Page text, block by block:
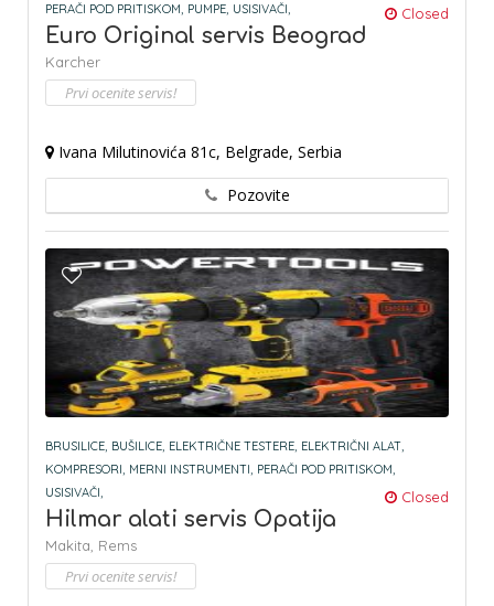
PERAČI POD PRITISKOM, PUMPE, USISIVAČI, Closed
Euro Original servis Beograd
Karcher
Prvi ocenite servis!
Ivana Milutinovića 81c, Belgrade, Serbia
Pozovite
BRUSILICE, BUŠILICE, ELEKTRIČNE TESTERE, ELEKTRIČNI ALAT,
KOMPRESORI, MERNI INSTRUMENTI, PERAČI POD PRITISKOM,
USISIVAČI,
Closed
Hilmar alati servis Opatija
Makita, Rems
Prvi ocenite servis!